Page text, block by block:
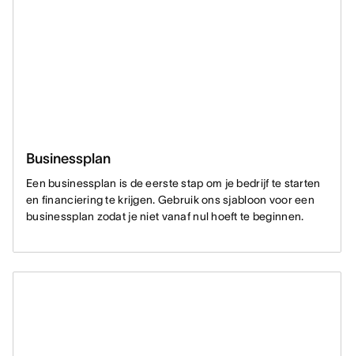
Businessplan
Een businessplan is de eerste stap om je bedrijf te starten
en financiering te krijgen. Gebruik ons sjabloon voor een
businessplan zodat je niet vanaf nul hoeft te beginnen.